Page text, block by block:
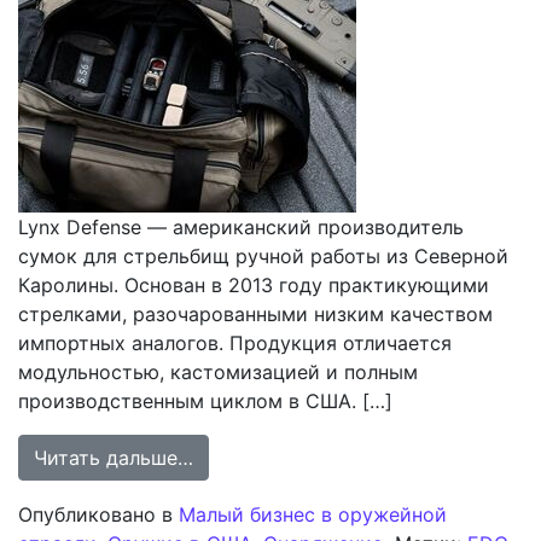
Lynx Defense — американский производитель
сумок для стрельбищ ручной работы из Северной
Каролины. Основан в 2013 году практикующими
стрелками, разочарованными низким качеством
импортных аналогов. Продукция отличается
модульностью, кастомизацией и полным
производственным циклом в США. […]
Читать дальше…
Опубликовано в Малый бизнес в оружейной